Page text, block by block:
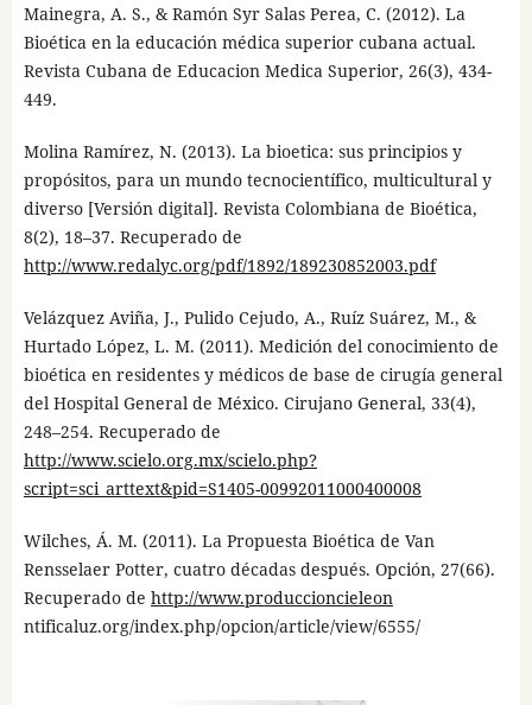
Mainegra, A. S., & Ramón Syr Salas Perea, C. (2012). La
Bioética en la educación médica superior cubana actual.
Revista Cubana de Educacion Medica Superior, 26(3), 434-
449.
Molina Ramírez, N. (2013). La bioetica: sus principios y
propósitos, para un mundo tecnocientífico, multicultural y
diverso [Versión digital]. Revista Colombiana de Bioética,
8(2), 18–37. Recuperado de
http://www.redalyc.org/pdf/1892/189230852003.pdf
Velázquez Aviña, J., Pulido Cejudo, A., Ruíz Suárez, M., &
Hurtado López, L. M. (2011). Medición del conocimiento de
bioética en residentes y médicos de base de cirugía general
del Hospital General de México. Cirujano General, 33(4),
248–254. Recuperado de
http://www.scielo.org.mx/scielo.php?
script=sci_arttext&pid=S1405-00992011000400008
Wilches, Á. M. (2011). La Propuesta Bioética de Van
Rensselaer Potter, cuatro décadas después. Opción, 27(66).
Recuperado de http://www.produccioncieleon
ntificaluz.org/index.php/opcion/article/view/6555/